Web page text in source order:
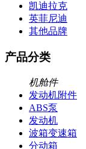
凯迪拉克
英菲尼迪
其他品牌
产品分类
机舱件
发动机附件
ABS泵
发动机
波箱变速箱
分动箱